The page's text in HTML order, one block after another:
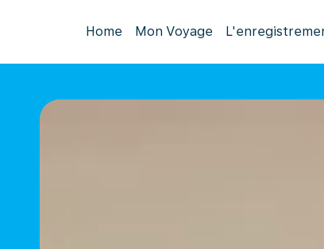
Home Mon Voyage